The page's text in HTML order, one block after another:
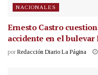
NACIONALES
Ernesto Castro
accidente en el
por Redacción Diario La Página